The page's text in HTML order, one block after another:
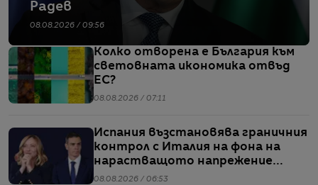
Радев
08.08.2026 / 09:56
Колко отворена е България към
световната икономика отвъд
ЕС?
08.08.2026 / 07:11
Испания възстановява граничния
контрол с Италия на фона на
нарастващото напрежение
заради мигрантите
08.08.2026 / 06:53